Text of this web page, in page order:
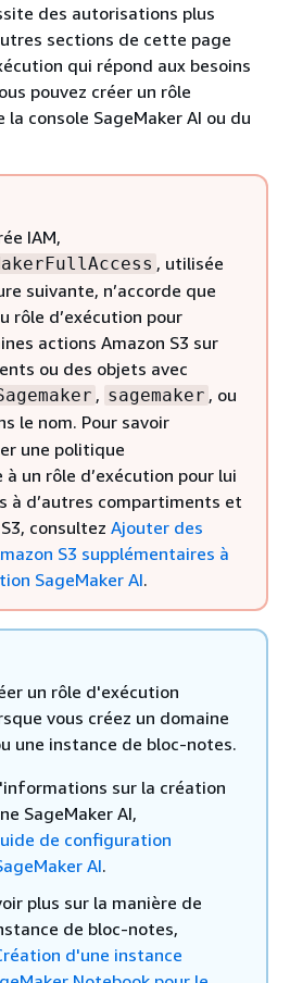
des autorisations plus
sections de cette page
qui répond aux besoins
pouvez créer un rôle
console SageMaker AI ou du
IAM,
, utilisée
suivante, n’accorde que
rôle d’exécution pour
actions Amazon S3 sur
ou des objets avec
, sagemaker , ou
le nom. Pour savoir
une politique
un rôle d’exécution pour lui
à d’autres compartiments et
consultez Ajouter des
S3 supplémentaires à
SageMaker AI.
un rôle d'exécution
vous créez un domaine
une instance de bloc-notes.
sur la création
SageMaker AI,
de configuration
AI.
plus sur la manière de
de bloc-notes,
d'une instance